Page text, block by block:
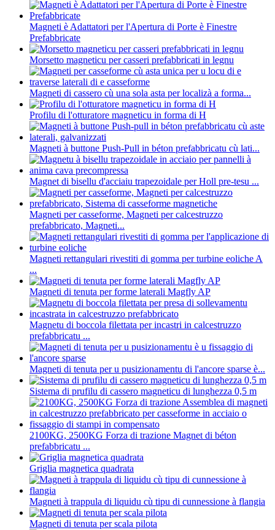
Magneti è Adattatori per l'Apertura di Porte è Finestre
Prefabbricate
Morsetto magneticu per casseri prefabbricati in legnu
Magneti di cassero cù una sola asta per localizà a forma...
Profilu di l'otturatore magneticu in forma di H
Magneti à buttone Push-Pull in béton prefabbricatu cù lati...
Magnet di bisellu d'acciaiu trapezoidale per Holl pre-tesu ...
Magneti per casseforme, Magneti per calcestruzzo
prefabbricato, Magneti...
Magneti rettangulari rivestiti di gomma per turbine eoliche A
...
Magneti di tenuta per forme laterali Magfly AP
Magnetu di boccola filettata per incastri in calcestruzzo
prefabbricatu ...
Magneti di tenuta per u pusizionamentu di l'ancore sparse è...
Sistema di prufilu di cassero magneticu di lunghezza 0,5 m
2100KG, 2500KG Forza di trazione Magnet di béton
prefabbricatu ...
Griglia magnetica quadrata
Magneti à trappula di liquidu cù tipu di cunnessione à flangia
Magneti di tenuta per scala pilota